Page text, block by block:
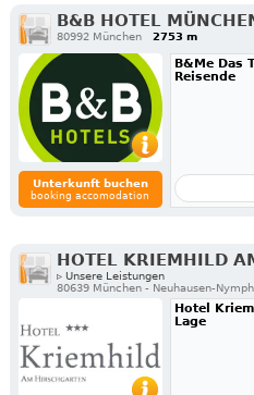
B&B HOTEL
80992 München 2753 m
Unterkunft buchen
booking accomodation
B&Me Das
Reisende
HOTEL KRIEMHILD
▹ Unsere Leistungen
80639 München - Neuhausen-
Hotel
Lage